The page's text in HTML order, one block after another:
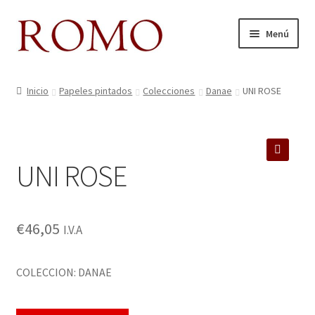
Ir
Ir
al
Menú
Carrito
Inicio Papeles pintados Colecciones Danae UNI ROSE
UNI ROSE
€46,05 I.V.A
COLECCION: DANAE